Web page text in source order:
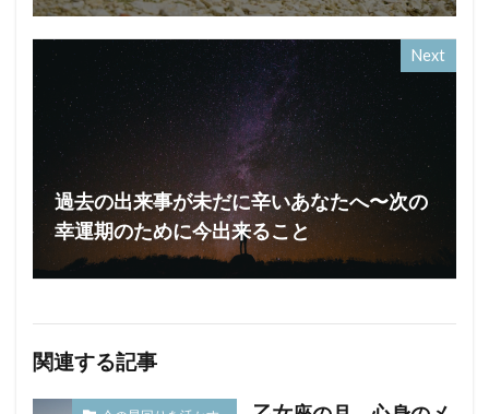
Next
過去の出来事が未だに辛いあなたへ〜次の
幸運期のために今出来ること
関連する記事